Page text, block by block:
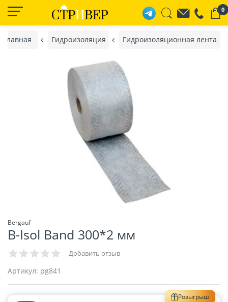
0
Главная Гидроизоляция Гидроизоляционная лента
Bergauf
B-Isol Band 300*2 мм
Добавить отзыв
Артикул: pg841
Розыгрыш